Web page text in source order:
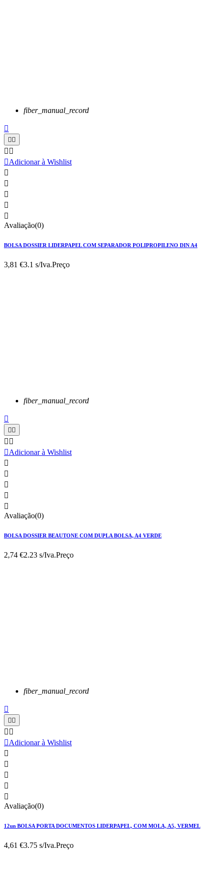
fiber_manual_record

 
 
Adicionar à Wishlist





Avaliação(0)
BOLSA DOSSIER LIDERPAPEL COM SEPARADOR POLIPROPILENO DIN A4
3,81 €3.1 s/Iva.Preço
fiber_manual_record

 
 
Adicionar à Wishlist





Avaliação(0)
BOLSA DOSSIER BEAUTONE COM DUPLA BOLSA, A4 VERDE
2,74 €2.23 s/Iva.Preço
fiber_manual_record

 
 
Adicionar à Wishlist





Avaliação(0)
12un BOLSA PORTA DOCUMENTOS LIDERPAPEL, COM MOLA, A5, VERMEL
4,61 €3.75 s/Iva.Preço